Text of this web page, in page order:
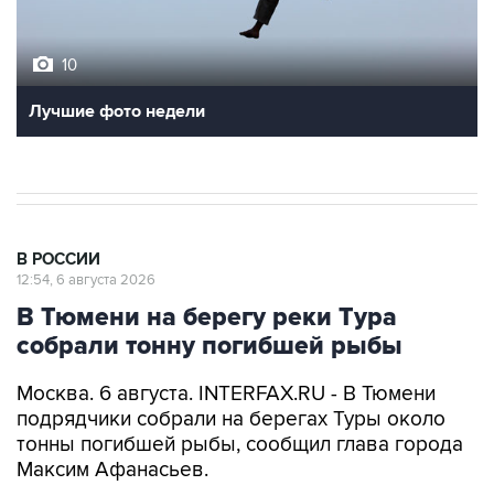
10
Лучшие фото недели
В РОССИИ
12:54, 6 августа 2026
В Тюмени на берегу реки Тура
собрали тонну погибшей рыбы
Москва. 6 августа. INTERFAX.RU - В Тюмени
подрядчики собрали на берегах Туры около
тонны погибшей рыбы, сообщил глава города
Максим Афанасьев.